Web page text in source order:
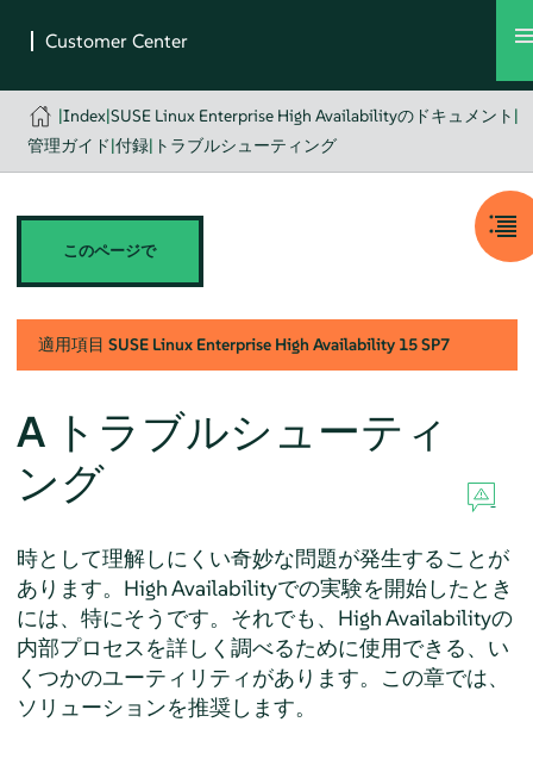
|Index|SUSE Linux Enterprise High Availabilityのドキュメント |
管理ガイド|付録| トラブルシューティング
このページで
適用項目 SUSE Linux Enterprise High Availability 15 SP7
A トラブルシューティ
ング
時として理解しにくい奇妙な問題が発生することが
あります。High Availabilityでの実験を開始したとき
には、特にそうです。それでも、High Availabilityの
内部プロセスを詳しく調べるために使用できる、い
くつかのユーティリティがあります。この章では、
ソリューションを推奨します。